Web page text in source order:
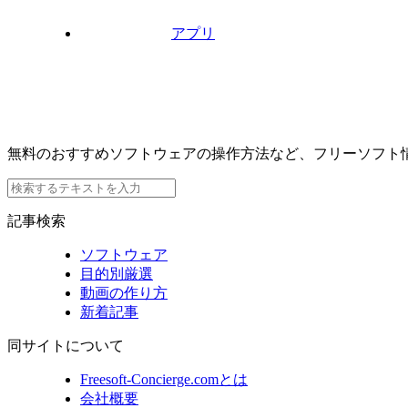
アプリ
無料のおすすめソフトウェアの操作方法など、フリーソフト
記事検索
ソフトウェア
目的別厳選
動画の作り方
新着記事
同サイトについて
Freesoft-Concierge.comとは
会社概要